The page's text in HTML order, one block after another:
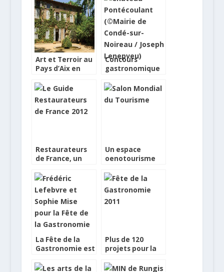
Art et Terroir au
Pays d’Aix en
Concours
gastronomique
“Les desserts de
nos grands-
mères
Restaurateurs
de France, un
Talents
Un espace
oenotourisme
du Tourisme
La Fête de la
Gastronomie est
Plus de 120
projets pour la
Gastronomie